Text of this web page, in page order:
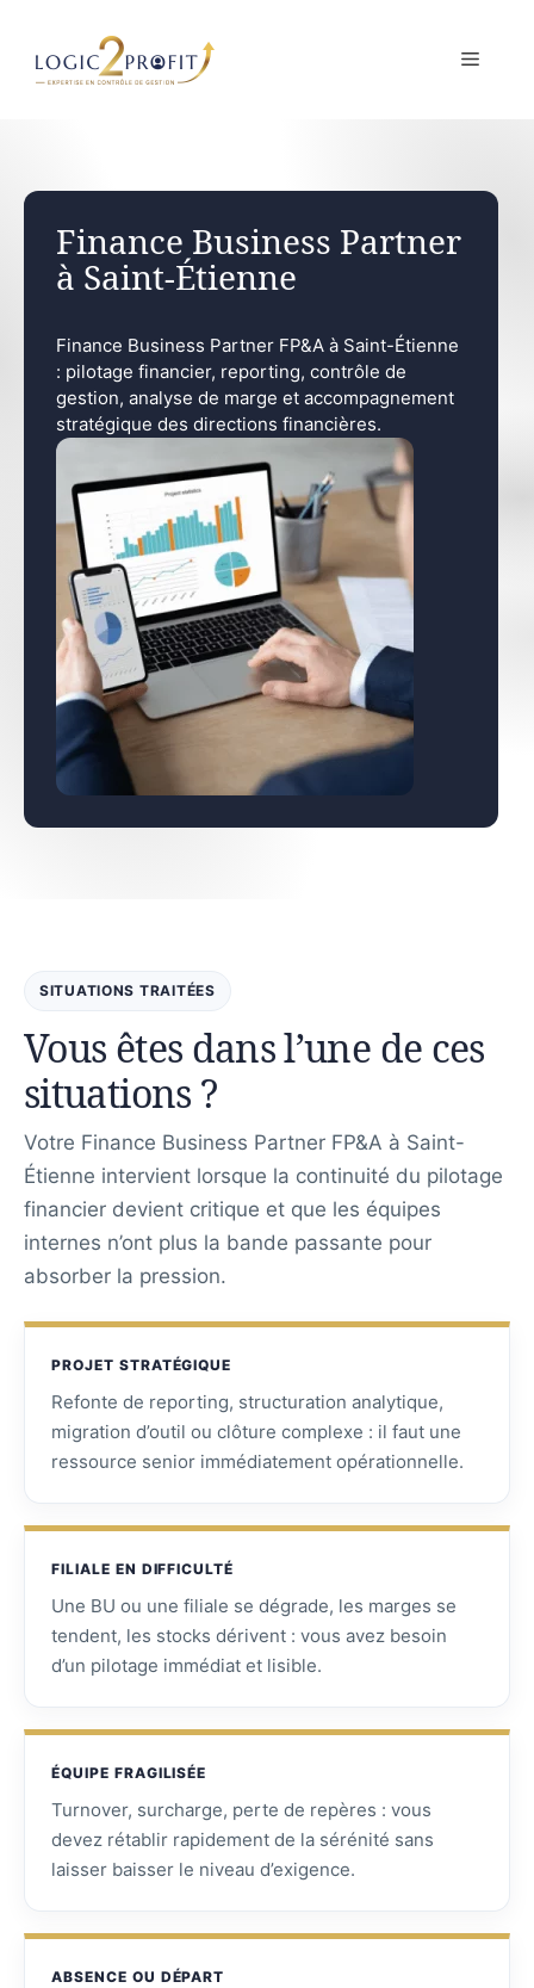
contenu
MENU
Finance Business Partner
à Saint-Étienne
Finance Business Partner FP&A à Saint-Étienne
: pilotage financier, reporting, contrôle de
gestion, analyse de marge et accompagnement
stratégique des directions financières.
SITUATIONS TRAITÉES
Vous êtes dans l’une de ces
situations ?
Votre Finance Business Partner FP&A à Saint-
Étienne intervient lorsque la continuité du pilotage
financier devient critique et que les équipes
internes n’ont plus la bande passante pour
absorber la pression.
PROJET STRATÉGIQUE
Refonte de reporting, structuration analytique,
migration d’outil ou clôture complexe : il faut une
ressource senior immédiatement opérationnelle.
FILIALE EN DIFFICULTÉ
Une BU ou une filiale se dégrade, les marges se
tendent, les stocks dérivent : vous avez besoin
d’un pilotage immédiat et lisible.
ÉQUIPE FRAGILISÉE
Turnover, surcharge, perte de repères : vous
devez rétablir rapidement de la sérénité sans
laisser baisser le niveau d’exigence.
ABSENCE OU DÉPART